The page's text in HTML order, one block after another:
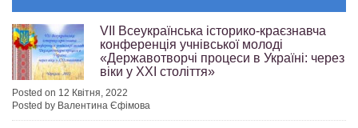
VІI Всеукраїнська історико-краєзнавча
конференція учнівської молоді
«Державотворчі процеси в Україні: через
віки у ХХІ століття»
Posted on 12 Квітня, 2022
Posted by Валентина Єфімова